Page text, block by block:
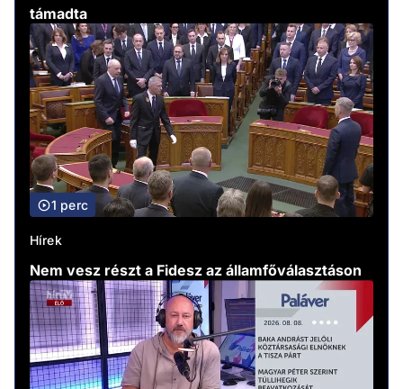
támadta
1 perc
Hírek
Nem vesz részt a Fidesz az államfőválasztáson